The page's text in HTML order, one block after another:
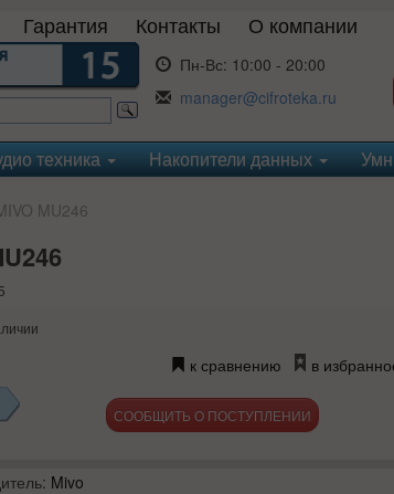
Гарантия Контакты О компании
Пн-Вс: 10:00 - 20:00
manager@cifroteka.ru
техника Накопители данных
MU246
к сравнению в
СООБЩИТЬ О ПОСТУПЛЕНИИ
Mivo